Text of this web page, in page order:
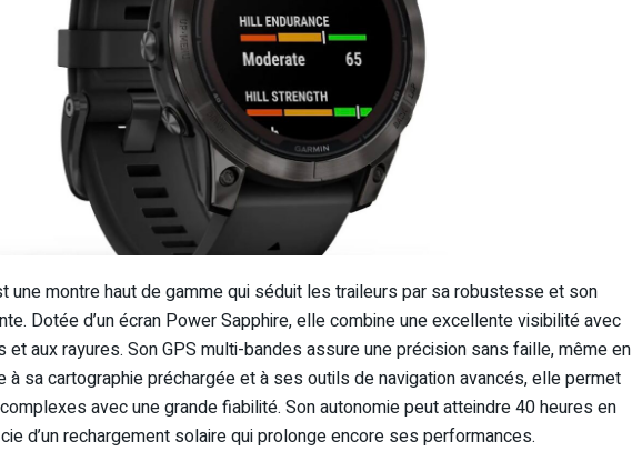
une montre haut de gamme qui séduit les traileurs par sa robustesse et son
Dotée d’un écran Power Sapphire, elle combine une excellente visibilité avec
et aux rayures. Son GPS multi-bandes assure une précision sans faille, même en
à sa cartographie préchargée et à ses outils de navigation avancés, elle permet
avec une grande fiabilité. Son autonomie peut atteindre 40 heures en
d’un rechargement solaire qui prolonge encore ses performances.